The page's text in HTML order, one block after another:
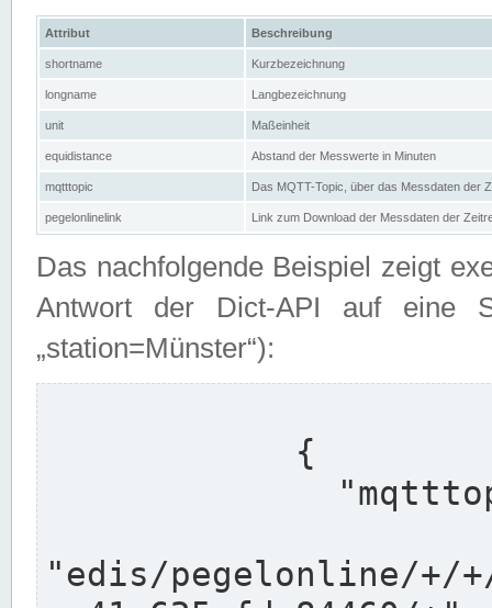
Attribut Beschreibung
shortname Kurzbezeichnung
longname Langbezeichnung
unit Maßeinheit
equidistance Abstand der Messwerte in Minuten
mqtttopic Das MQTT-Topic, über das Messdaten der
pegelonlinelink Link zum Download der Messdaten der
Das nachfolgende Beispiel zeigt
Antwort der Dict-API auf eine
„station=Münster“):
"edis/pegelonline/+/